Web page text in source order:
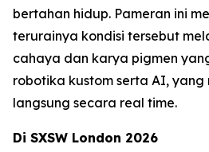
bertahan hidup. Pameran ini
terurainya kondisi tersebut
cahaya dan karya pigmen
robotika kustom serta AI, yang
langsung secara real time.
Di SXSW London 2026